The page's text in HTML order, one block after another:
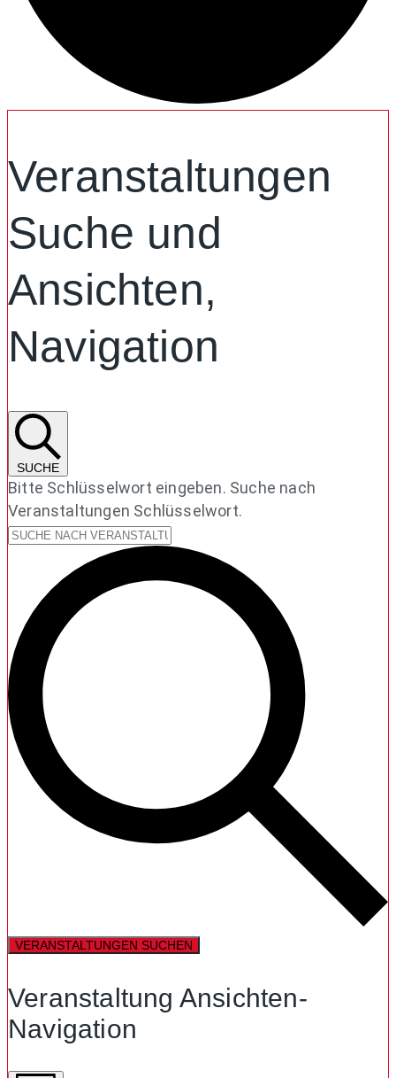
Veranstaltungen
Suche und
Ansichten,
Navigation
SUCHE
Bitte Schlüsselwort eingeben. Suche nach
Veranstaltungen Schlüsselwort.
VERANSTALTUNGEN SUCHEN
Veranstaltung Ansichten-
Navigation